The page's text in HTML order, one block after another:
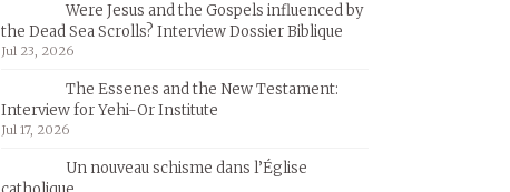
Were Jesus and the Gospels influenced by
the Dead Sea Scrolls? Interview Dossier Biblique
Jul 23, 2026
The Essenes and the New Testament:
Interview for Yehi-Or Institute
Jul 17, 2026
Un nouveau schisme dans l’Église